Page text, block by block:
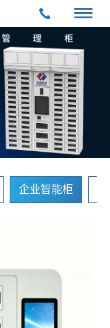
企业智能柜